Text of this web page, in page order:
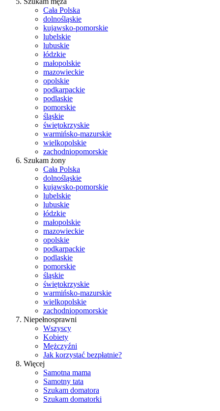
Cała Polska
dolnośląskie
kujawsko-pomorskie
lubelskie
lubuskie
łódzkie
małopolskie
mazowieckie
opolskie
podkarpackie
podlaskie
pomorskie
śląskie
świętokrzyskie
warmińsko-mazurskie
wielkopolskie
zachodniopomorskie
Szukam żony
Cała Polska
dolnośląskie
kujawsko-pomorskie
lubelskie
lubuskie
łódzkie
małopolskie
mazowieckie
opolskie
podkarpackie
podlaskie
pomorskie
śląskie
świętokrzyskie
warmińsko-mazurskie
wielkopolskie
zachodniopomorskie
Niepełnosprawni
Wszyscy
Kobiety
Mężczyźni
Jak korzystać bezpłatnie?
Więcej
Samotna mama
Samotny tata
Szukam domatora
Szukam domatorki